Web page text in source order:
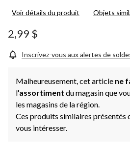
Voir détails du produit Objets
2,99 $
Inscrivez-vous aux alertes de
Malheureusement, cet article ne
l’assortiment du magasin que
les magasins de la région.
Ces produits similaires présentés
vous intéresser.